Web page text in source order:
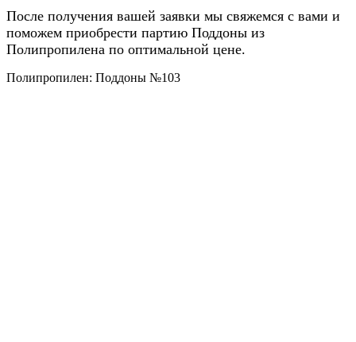
После получения вашей заявки мы свяжемся с вами и
поможем приобрести партию Поддоны из
Полипропилена по оптимальной цене.
Полипропилен: Поддоны №103